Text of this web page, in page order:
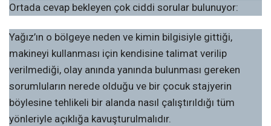
Ortada cevap bekleyen çok ciddi sorular bulunuyor:
Yağız’ın o bölgeye neden ve kimin bilgisiyle gittiği,
makineyi kullanması için kendisine talimat verilip
verilmediği, olay anında yanında bulunması gereken
sorumluların nerede olduğu ve bir çocuk stajyerin
böylesine tehlikeli bir alanda nasıl çalıştırıldığı tüm
yönleriyle açıklığa kavuşturulmalıdır.